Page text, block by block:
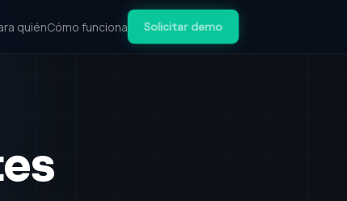
quiénCómo funciona Solicitar demo